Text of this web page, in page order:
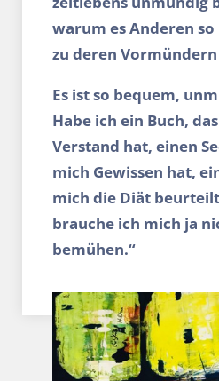
warum es Anderen
zu deren
Es ist so bequem,
Habe ich ein Buch,
Verstand hat, einen
mich Gewissen hat,
mich die Diät
brauche ich mich ja
bemühen.“